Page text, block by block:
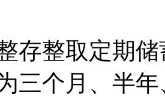
存整取定期
三个月、半